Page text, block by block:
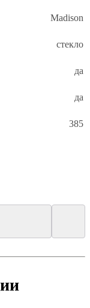
Madison
стекло
да
да
385